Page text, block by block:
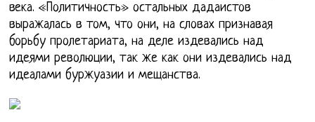
века. «Политичность» остальных дадаистов
выражалась в том, что они, на словах признавая
борьбу пролетариата, на деле издевались над
идеями революции, так же как они издевались над
идеалами буржуазии и мещанства.